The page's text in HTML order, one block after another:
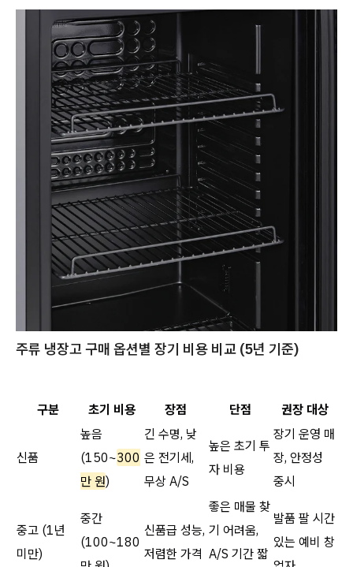
주류 냉장고 구매 옵션별 장기 비용 비교 (5년 기준)
구분 초기 비용 장점 단점 권장 대상
신품
높음
(150~300
만 원)
긴 수명, 낮
은 전기세,
무상 A/S
높은 초기 투
자 비용
장기 운영 매
장, 안정성
중시
중고 (1년
미만)
중간
(100~180
신품급 성능,
저렴한 가격
좋은 매물 찾
기 어려움,
A/S 기간 짧
발품 팔 시간
있는 예비 창